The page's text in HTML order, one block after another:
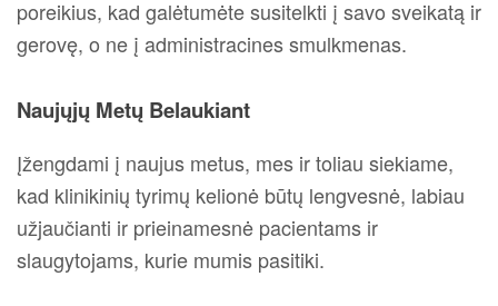
poreikius, kad galėtumėte susitelkti į savo sveikatą ir
gerovę, o ne į administracines smulkmenas.
Naujųjų Metų Belaukiant
Įžengdami į naujus metus, mes ir toliau siekiame,
kad klinikinių tyrimų kelionė būtų lengvesnė, labiau
užjaučianti ir prieinamesnė pacientams ir
slaugytojams, kurie mumis pasitiki.